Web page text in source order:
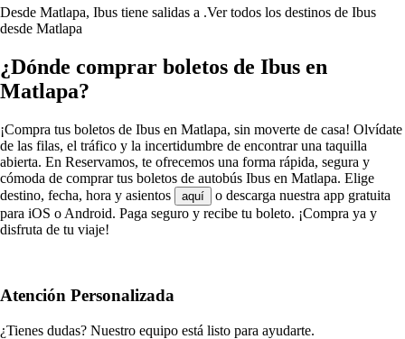
Desde Matlapa, Ibus tiene salidas a .Ver todos los destinos de Ibus
desde Matlapa
¿Dónde comprar boletos de Ibus en
Matlapa?
¡Compra tus boletos de Ibus en Matlapa, sin moverte de casa! Olvídate
de las filas, el tráfico y la incertidumbre de encontrar una taquilla
abierta. En Reservamos, te ofrecemos una forma rápida, segura y
cómoda de comprar tus boletos de autobús Ibus en Matlapa. Elige
destino, fecha, hora y asientos
aquí
o descarga nuestra app gratuita
para iOS o Android. Paga seguro y recibe tu boleto. ¡Compra ya y
disfruta de tu viaje!
Atención Personalizada
¿Tienes dudas? Nuestro equipo está listo para ayudarte.